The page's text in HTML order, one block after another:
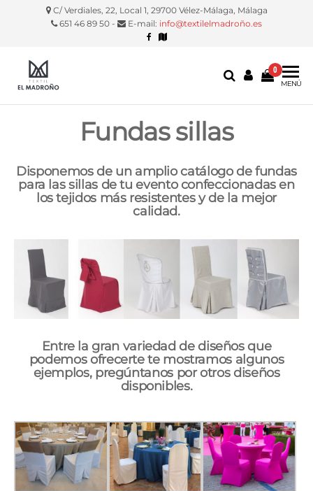
C/ Verdiales, 22, Local 1, 29700 Vélez-Málaga, Málaga
651 46 89 50 -
E-mail: info@textilelmadroño.es
Madroño
silla, etc.
0
MENÚ
Fundas sillas
Disponemos de un amplio catálogo de fundas
para las sillas de tu evento confeccionadas en
los tejidos más resistentes y de la mejor
calidad.
Entre la gran variedad de diseños que
podemos ofrecerte te mostramos algunos
ejemplos, pregúntanos por otros diseños
disponibles.